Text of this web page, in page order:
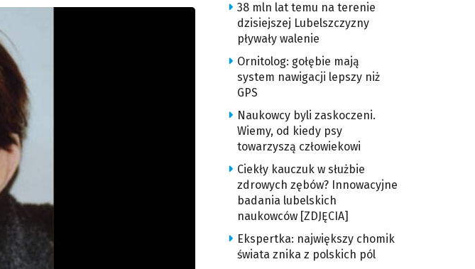
38 mln lat temu na terenie
dzisiejszej Lubelszczyzny
pływały walenie
Ornitolog: gołębie mają
system nawigacji lepszy niż
GPS
Naukowcy byli zaskoczeni.
Wiemy, od kiedy psy
towarzyszą człowiekowi
Ciekły kauczuk w służbie
zdrowych zębów? Innowacyjne
badania lubelskich
naukowców [ZDJĘCIA]
Ekspertka: największy chomik
świata znika z polskich pól